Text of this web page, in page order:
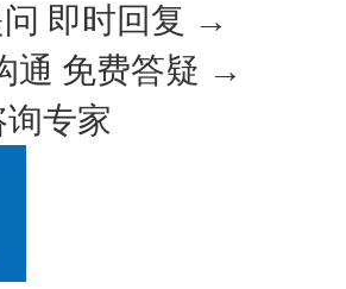
即时回复 →
通 免费答疑 →
专家